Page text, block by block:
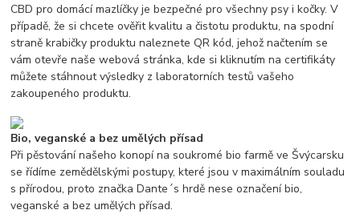
CBD pro domácí mazlíčky je bezpečné pro všechny psy i kočky. V
případě, že si chcete ověřit kvalitu a čistotu produktu, na spodní
straně krabičky produktu naleznete QR kód, jehož načtením se
vám otevře naše webová stránka, kde si kliknutím na certifikáty
můžete stáhnout výsledky z laboratorních testů vašeho
zakoupeného produktu.
Bio, veganské a bez umělých přísad
Při pěstování našeho konopí na soukromé bio farmě ve Švýcarsku
se řídíme zemědělskými postupy, které jsou v maximálním souladu
s přírodou, proto značka Dante´s hrdě nese označení bio,
veganské a bez umělých přísad.